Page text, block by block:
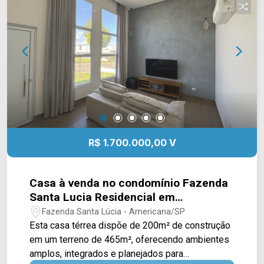
Supermercados Pague Menos e Delta
Supermercados, além de farmácias, escolas e
outros serviços essenciais. A região também
oferece fácil acesso à Avenida Brasil e à Rodovia
Luiz de Queiroz (SP-304), facilitando os
deslocamentos por Americana e região. Entre em
contato com a equipe da Arbix Imóveis e agende
sua visita! WhatsApp e telefone: (19) 3475-4546
Arbix Imóveis - Presente em cada momento.
R$ 1.700.000,00 V
Casa à venda no condomínio Fazenda
Santa Lucia Residencial em
Americana/SP
Fazenda Santa Lúcia - Americana/SP
Esta casa térrea dispõe de 200m² de construção
em um terreno de 465m², oferecendo ambientes
amplos, integrados e planejados para